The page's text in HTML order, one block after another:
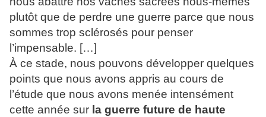
plutôt que de perdre une guerre parce que nous
sommes trop sclérosés pour penser
l’impensable. […]
À ce stade, nous pouvons développer quelques
points que nous avons appris au cours de
l’étude que nous avons menée intensément
cette année sur la guerre future de haute